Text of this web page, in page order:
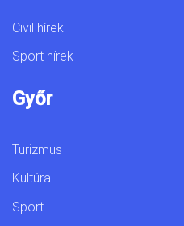
Civil hírek
Sport hírek
Győr
Turizmus
Kultúra
Sport